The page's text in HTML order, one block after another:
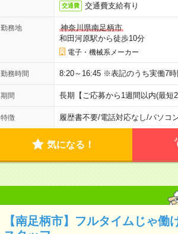
交通費 交通費支給有り
勤務地
神奈川県南足柄市
和田河原駅から徒歩10分
電子・機械系メーカー
勤務時間 8:20～16:45 ※表記のうち実働7時
期間 長期【ご応募から1週間以内(最短
特徴 履歴書不要/電話対応なし/パソコ
気になる！
【南足柄市】フルタイムじゃ